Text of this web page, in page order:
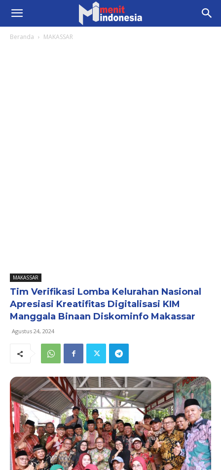
Beranda MAKASSAR
MAKASSAR
Tim Verifikasi Lomba Kelurahan Nasional
Apresiasi Kreatifitas Digitalisasi KIM
Manggala Binaan Diskominfo Makassar
Agustus 24, 2024